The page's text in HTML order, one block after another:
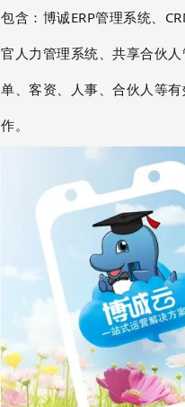
包含：博诚ERP管理系统、
官人力管理系统、共享合伙
单、客资、人事、合伙人等
作。